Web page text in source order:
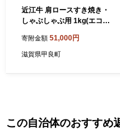
近江牛 肩ロースすき焼き・
しゃぶしゃぶ用 1kg(エコ包
イベント 鍋物 鍋料理 食材 グ
ルメ 国産
寄附金額 51,000円
滋賀県甲良町
この自治体のおすすめ